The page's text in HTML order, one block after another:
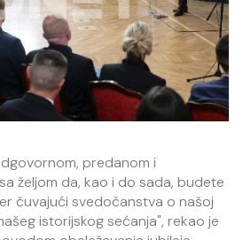
predanom i
željom da, kao i do sada, budete
čuvajući svedočanstva o našoj
istorijskog sećanja", rekao je